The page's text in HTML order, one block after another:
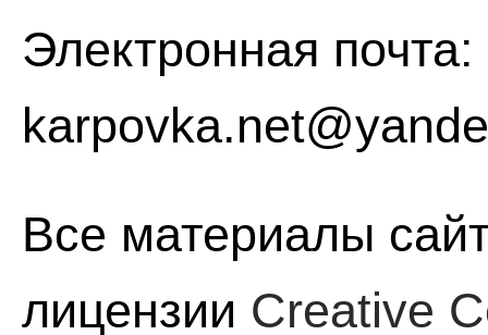
Электронная почта:
Все материалы
лицензии Creative